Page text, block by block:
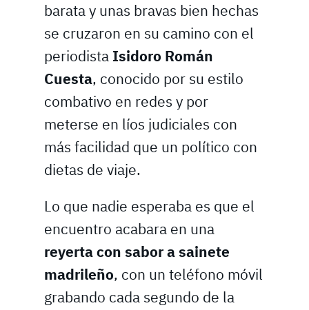
barata y unas bravas bien hechas
se cruzaron en su camino con el
periodista Isidoro Román
Cuesta, conocido por su estilo
combativo en redes y por
meterse en líos judiciales con
más facilidad que un político con
dietas de viaje.
Lo que nadie esperaba es que el
encuentro acabara en una
reyerta con sabor a sainete
madrileño, con un teléfono móvil
grabando cada segundo de la